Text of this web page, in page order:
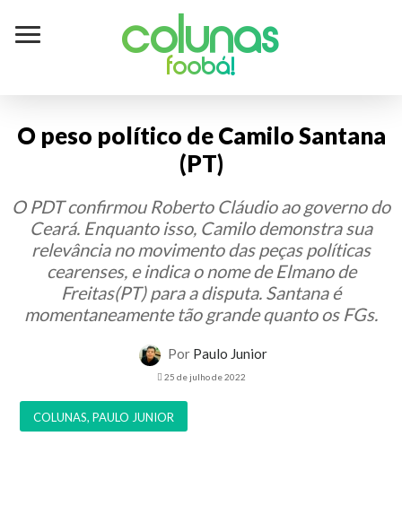
Colunas
foobá!
O peso político de Camilo Santana
(PT)
O PDT confirmou Roberto Cláudio ao governo do
Ceará. Enquanto isso, Camilo demonstra sua
relevância no movimento das peças políticas
cearenses, e indica o nome de Elmano de
Freitas(PT) para a disputa. Santana é
momentaneamente tão grande quanto os FGs.
Por Paulo Junior
25 de julho de 2022
COLUNAS,PAULO JUNIOR